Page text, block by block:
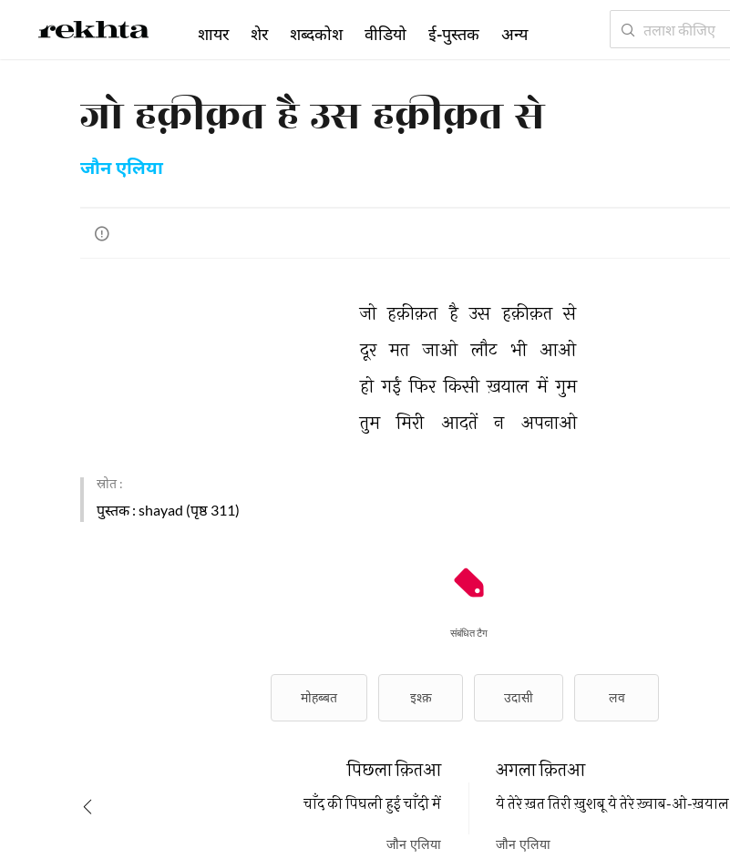
जो हक़ीक़त है उस हक़ीक़त से
जौन एलिया
जो हक़ीक़त है उस हक़ीक़त से
दूर मत जाओ लौट भी आओ
हो गईं फिर किसी ख़याल में गुम
तुम
मिरी आदतें न अपनाओ
स्रोत :
पुस्तक: shayad (पृष्ठ 311)
संबंधित टैग
मोहब्बत इश्क़ उदासी लव
अगला क़ितआ
ये तेरे ख़त तिरी ख़ुशबू ये तेरे ख़्वाब-ओ-ख़याल
जौन एलिया
पिछला क़ितआ
चाँद की पिघली हुई चाँदी में
जौन एलिया
शायर शेर शब्दकोश वीडियो ई-पुस्तक अन्य